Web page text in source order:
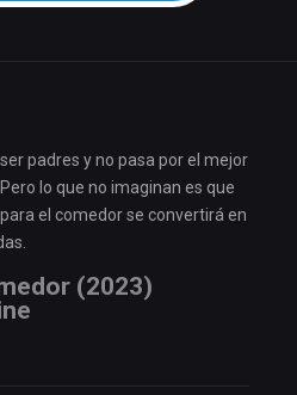
padres y no pasa por el mejor
lo que no imaginan es que
el comedor se convertirá en
(2023)